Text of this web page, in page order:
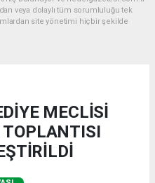
veya dolaylı tüm sorumluluğu tek
site yönetimi hiçbir şekilde
MECLİSİ
TOPLANTISI